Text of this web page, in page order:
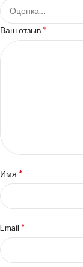
Ваш отзыв*
Имя *
Email *